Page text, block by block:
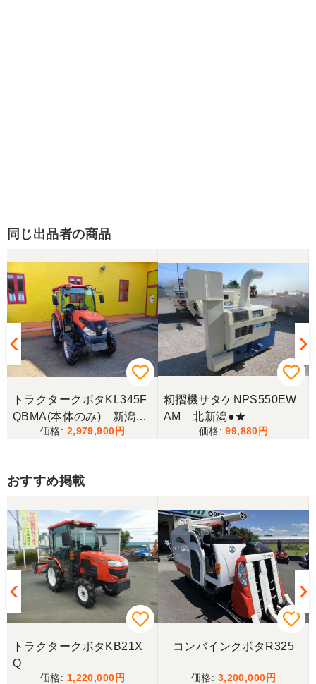
同じ出品者の商品
トラクタークボタKL345F
QBMA(本体のみ) 新潟●
2,979,900
籾摺機サタケNPS550EW
AM 北新潟●★
99,880
おすすめ掲載
トラクタークボタKB21X
Q
1,220,000
コンバインクボタR325
3,200,000